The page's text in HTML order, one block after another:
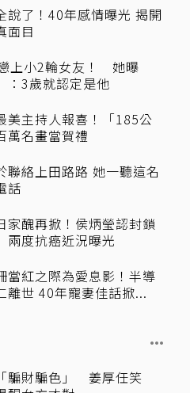
說了！40年感情曝光 揭開
面目
上小2輪女友！ 她曝
：3歲就認定是他
美主持人報喜！「185公
萬名畫當賀禮
聯絡上田路路 她一聽這名
話
家醜再掀！侯炳瑩認封鎖
度抗癌近況曝光
當紅之際為愛息影！半導
離世 40年寵妻佳話掀...
騙財騙色」 姜厚任笑